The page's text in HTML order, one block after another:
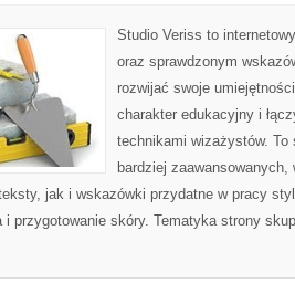
Studio Veriss to
oraz sprawdzonym
rozwijać swoje
charakter edukacyjny i
technikami wizażystów.
bardziej
jak i wskazówki przydatne w pracy
i przygotowanie skóry. Tematyka strony